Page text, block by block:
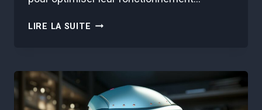
LIRE LA SUITE AUTOMATISATION
L’AVÈNEMENT
DE